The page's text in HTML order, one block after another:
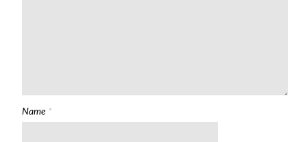
Name *